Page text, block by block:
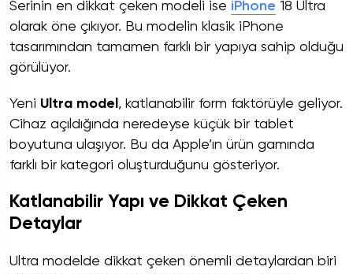
Serinin en dikkat çeken modeli ise iPhone 18 Ultra
olarak öne çıkıyor. Bu modelin klasik iPhone
tasarımından tamamen farklı bir yapıya sahip olduğu
görülüyor.
Yeni Ultra model , katlanabilir form faktörüyle geliyor.
Cihaz açıldığında neredeyse küçük bir tablet
boyutuna ulaşıyor. Bu da Apple’ın ürün gamında
farklı bir kategori oluşturduğunu gösteriyor.
Katlanabilir Yapı ve Dikkat Çeken
Detaylar
Ultra modelde dikkat çeken önemli detaylardan biri